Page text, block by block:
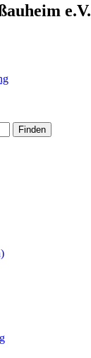
e.V.